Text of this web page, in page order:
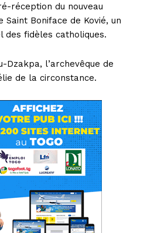
réception du nouveau
Boniface de Kovié, un
des fidèles catholiques.
Dzakpa, l’archevêque de
de la circonstance.